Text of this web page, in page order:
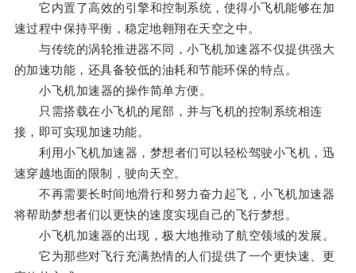
它内置了高效的引擎和控制系统，使得小飞机能够在加
速过程中保持平衡，稳定地翱翔在天空之中。
与传统的涡轮推进器不同，小飞机加速器不仅提供强大
的加速功能，还具备较低的油耗和节能环保的特点。
小飞机加速器的操作简单方便。
只需搭载在小飞机的尾部，并与飞机的控制系统相连
接，即可实现加速功能。
利用小飞机加速器，梦想者们可以轻松驾驶小飞机，迅
速穿越地面的限制，驶向天空。
不再需要长时间地滑行和努力奋力起飞，小飞机加速器
将帮助梦想者们以更快的速度实现自己的飞行梦想。
小飞机加速器的出现，极大地推动了航空领域的发展。
它为那些对飞行充满热情的人们提供了一个更快速、更